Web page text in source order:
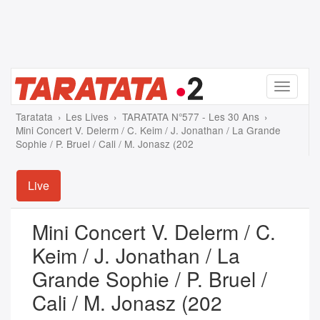
Menu
Taratata Les Lives
TARATATA N°577 - Les 30 Ans
Mini Concert V. Delerm / C. Keim / J. Jonathan / La Grande
Sophie / P. Bruel / Cali / M. Jonasz (202
Live
Mini Concert V. Delerm / C.
Keim / J. Jonathan / La
Grande Sophie / P. Bruel /
Cali / M. Jonasz (202